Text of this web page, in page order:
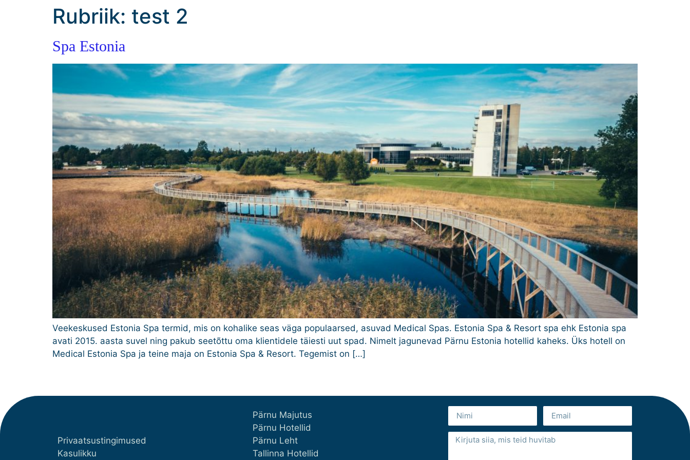
Rubriik: test 2
Spa Estonia
Veekeskused Estonia Spa termid, mis on kohalike seas väga populaarsed, asuvad Medical Spas. Estonia Spa & Resort spa ehk Estonia spa
avati 2015. aasta suvel ning pakub seetõttu oma klientidele täiesti uut spad. Nimelt jagunevad Pärnu Estonia hotellid kaheks. Üks hotell on
Medical Estonia Spa ja teine maja on Estonia Spa & Resort. Tegemist on […]
Privaatsustingimused
Kasulikku
Pärnu Majutus
Pärnu Hotellid
Pärnu Leht
Tallinna Hotellid